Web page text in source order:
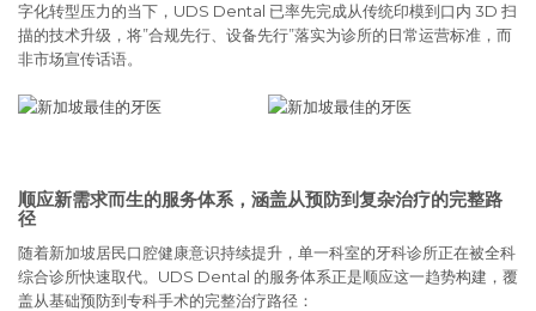
字化转型压力的当下，UDS Dental 已率先完成从传统印模到口内 3D 扫
描的技术升级，将”合规先行、设备先行”落实为诊所的日常运营标准，而
非市场宣传话语。
顺应新需求而生的服务体系，涵盖从预防到复杂治疗的完整路
径
随着新加坡居民口腔健康意识持续提升，单一科室的牙科诊所正在被全科
综合诊所快速取代。UDS Dental 的服务体系正是顺应这一趋势构建，覆
盖从基础预防到专科手术的完整治疗路径：